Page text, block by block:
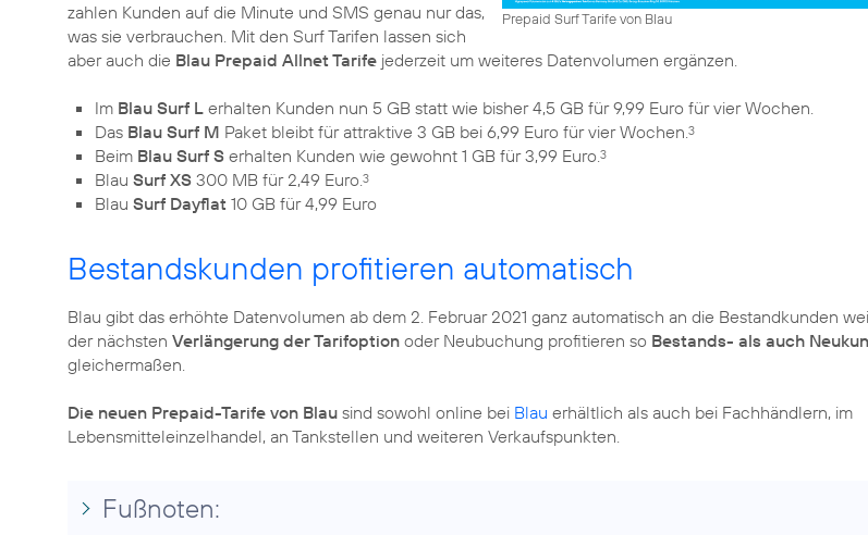
Prepaid Surf Tarife von Blau
zahlen Kunden auf die Minute und SMS genau nur das,
was sie verbrauchen. Mit den Surf Tarifen lassen sich
aber auch die Blau Prepaid Allnet Tarife jederzeit um weiteres Datenvolumen ergänzen.
Im Blau Surf L erhalten Kunden nun 5 GB statt wie bisher 4,5 GB für 9,99 Euro für vier Wochen.
Das Blau Surf M Paket bleibt für attraktive 3 GB bei 6,99 Euro für vier Wochen.3
Beim Blau Surf S erhalten Kunden wie gewohnt 1 GB für 3,99 Euro.3
Blau Surf XS 300 MB für 2,49 Euro.3
Blau Surf Dayflat 10 GB für 4,99 Euro
Bestandskunden profitieren automatisch
Blau gibt das erhöhte Datenvolumen ab dem 2. Februar 2021 ganz automatisch an die Bestandkunden
der nächsten Verlängerung der Tarifoption oder Neubuchung profitieren so Bestands- als auch
gleichermaßen.
Die neuen Prepaid-Tarife von Blau sind sowohl online bei Blau erhältlich als auch bei Fachhändlern, im
Lebensmitteleinzelhandel, an Tankstellen und weiteren Verkaufspunkten.
Fußnoten: